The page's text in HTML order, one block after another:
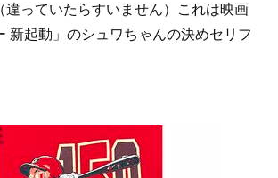
違っていたらすいません）これは映画
新起動」のシュワちゃんの決めセリフ